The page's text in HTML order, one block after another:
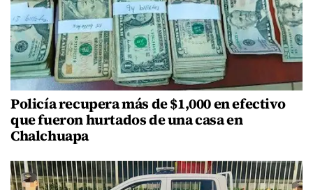
Policía recupera más de $1,000 en efectivo
que fueron hurtados de una casa en
Chalchuapa